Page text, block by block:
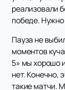
реализовали
победе. Нужно
Пауза не
моментов
5» мы хорошо
нет. Конечно,
такие матчи.